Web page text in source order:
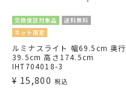
交換保証対象品
送料無料
ネット限定
ルミナスライト 幅69.5cm 奥行
39.5cm 高さ174.5cm
IHT704018-3
¥ 15,800 税込